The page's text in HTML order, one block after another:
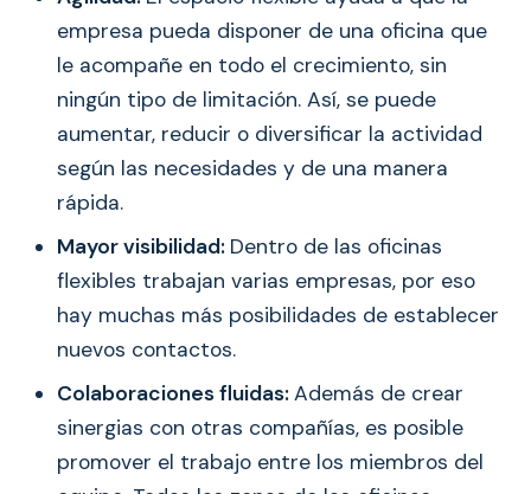
empresa pueda disponer de una oficina que
le acompañe en todo el crecimiento, sin
ningún tipo de limitación. Así, se puede
aumentar, reducir o diversificar la actividad
según las necesidades y de una manera
rápida.
Mayor visibilidad: Dentro de las oficinas
flexibles trabajan varias empresas, por eso
hay muchas más posibilidades de establecer
nuevos contactos.
Colaboraciones fluidas:Además de crear
sinergias con otras compañías, es posible
promover el trabajo entre los miembros del